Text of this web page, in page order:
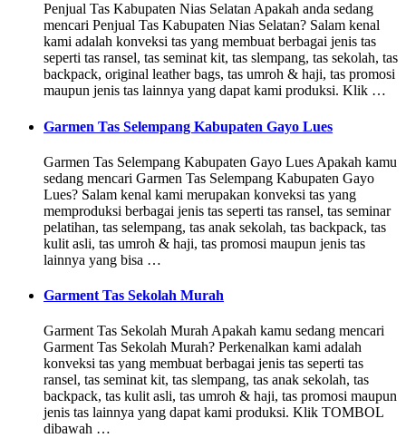
Penjual Tas Kabupaten Nias Selatan Apakah anda sedang
mencari Penjual Tas Kabupaten Nias Selatan? Salam kenal
kami adalah konveksi tas yang membuat berbagai jenis tas
seperti tas ransel, tas seminat kit, tas slempang, tas sekolah, tas
backpack, original leather bags, tas umroh & haji, tas promosi
maupun jenis tas lainnya yang dapat kami produksi. Klik …
Garmen Tas Selempang Kabupaten Gayo Lues
Garmen Tas Selempang Kabupaten Gayo Lues Apakah kamu
sedang mencari Garmen Tas Selempang Kabupaten Gayo
Lues? Salam kenal kami merupakan konveksi tas yang
memproduksi berbagai jenis tas seperti tas ransel, tas seminar
pelatihan, tas selempang, tas anak sekolah, tas backpack, tas
kulit asli, tas umroh & haji, tas promosi maupun jenis tas
lainnya yang bisa …
Garment Tas Sekolah Murah
Garment Tas Sekolah Murah Apakah kamu sedang mencari
Garment Tas Sekolah Murah? Perkenalkan kami adalah
konveksi tas yang membuat berbagai jenis tas seperti tas
ransel, tas seminat kit, tas slempang, tas anak sekolah, tas
backpack, tas kulit asli, tas umroh & haji, tas promosi maupun
jenis tas lainnya yang dapat kami produksi. Klik TOMBOL
dibawah …